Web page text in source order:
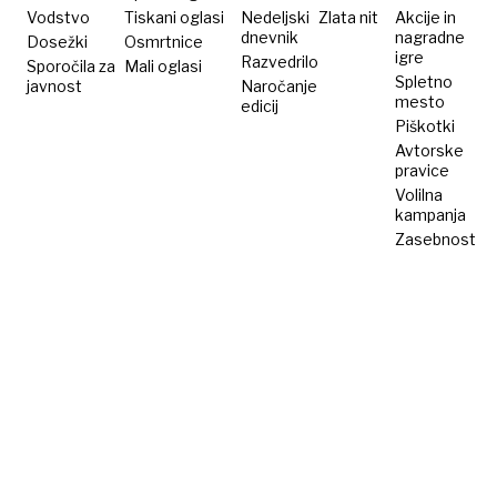
Vodstvo
Dosežki
Sporočila za
javnost
Tiskani oglasi
Osmrtnice
Mali oglasi
Nedeljski
dnevnik
Razvedrilo
Naročanje
edicij
Zlata nit
Akcije in
nagradne
igre
Spletno
mesto
Piškotki
Avtorske
pravice
Volilna
kampanja
Zasebnost